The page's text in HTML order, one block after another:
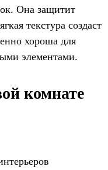
Она защитит
текстура создаст
хороша для
элементами.
комнате